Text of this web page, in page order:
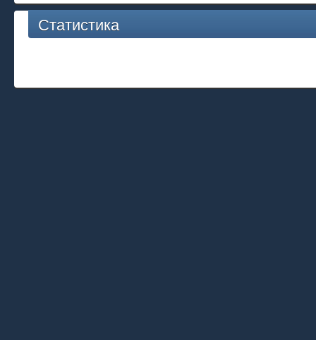
Статистика